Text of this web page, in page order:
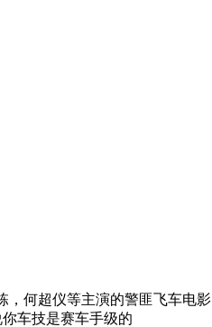
超仪等主演的警匪飞车电
车技是赛车手级的